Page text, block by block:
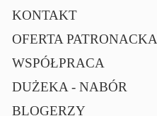
KONTAKT
OFERTA PATRONACKA
WSPÓŁPRACA
DUŻEKA - NABÓR
BLOGERZY